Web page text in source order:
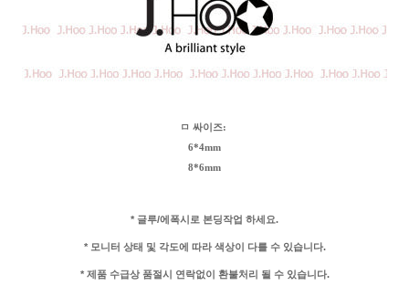
ㅁ 싸이즈:
6*4mm
8*6mm
* 글루/에폭시로 본딩작업 하세요.
* 모니터 상태 및 각도에 따라 색상이 다를 수 있습니다.
* 제품 수급상 품절시 연락없이 환불처리 될 수 있습니다.